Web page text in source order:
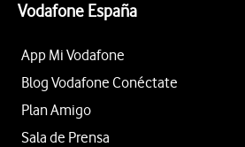
Vodafone España
App Mi Vodafone
Blog Vodafone Conéctate
Plan Amigo
Sala de Prensa